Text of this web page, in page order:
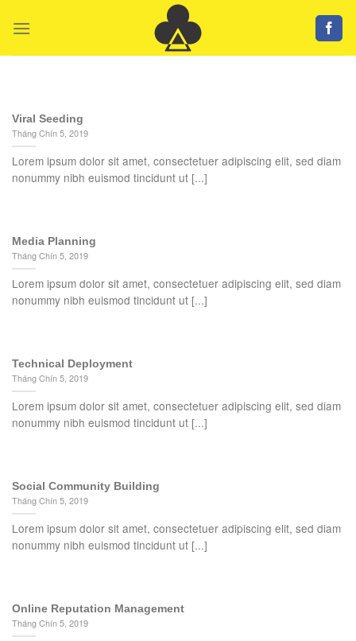
adipiscing elit, sed diam nonummy nibh
euismod tincidunt ut [...]
Viral Seeding
Tháng Chín 5, 2019
Lorem ipsum dolor sit amet, consectetuer adipiscing elit, sed diam
nonummy nibh euismod tincidunt ut [...]
Media Planning
Tháng Chín 5, 2019
Lorem ipsum dolor sit amet, consectetuer adipiscing elit, sed diam
nonummy nibh euismod tincidunt ut [...]
Technical Deployment
Tháng Chín 5, 2019
Lorem ipsum dolor sit amet, consectetuer adipiscing elit, sed diam
nonummy nibh euismod tincidunt ut [...]
Social Community Building
Tháng Chín 5, 2019
Lorem ipsum dolor sit amet, consectetuer adipiscing elit, sed diam
nonummy nibh euismod tincidunt ut [...]
Online Reputation Management
Tháng Chín 5, 2019